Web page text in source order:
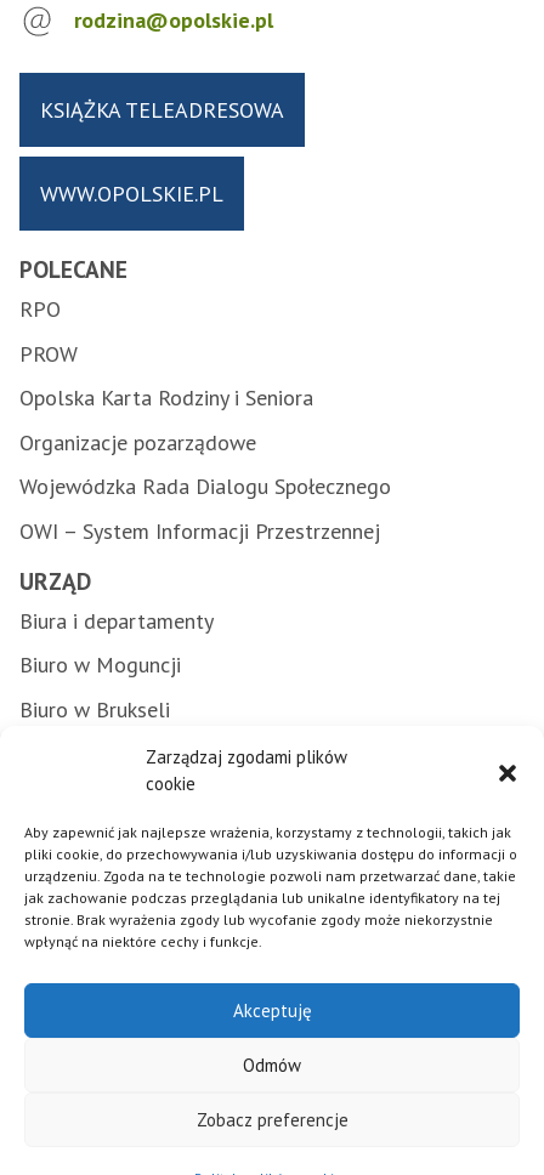
Zarządzaj zgodami plików
cookie
Aby zapewnić jak najlepsze wrażenia, korzystamy z technologii, takich jak
pliki cookie, do przechowywania i/lub uzyskiwania dostępu do informacji o
urządzeniu. Zgoda na te technologie pozwoli nam przetwarzać dane, takie
jak zachowanie podczas przeglądania lub unikalne identyfikatory na tej
stronie. Brak wyrażenia zgody lub wycofanie zgody może niekorzystnie
wpłynąć na niektóre cechy i funkcje.
Akceptuję
Odmów
Zobacz preferencje
rodzina@opolskie.pl
KSIĄŻKA TELEADRESOWA
WWW.OPOLSKIE.PL
POLECANE
RPO
PROW
Opolska Karta Rodziny i Seniora
Organizacje pozarządowe
Wojewódzka Rada Dialogu Społecznego
OWI – System Informacji Przestrzennej
URZĄD
Biura i departamenty
Biuro w Moguncji
Biuro w Brukseli
Załatwianie spraw w urzędzie
Zamówienia publiczne
Punkty Informacyjne FE
Praca w urzędzie
Klauzula informacyjna RODO